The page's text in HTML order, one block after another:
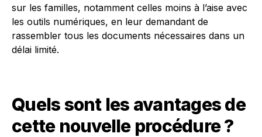
sur les familles, notamment celles moins à l’aise avec
les outils numériques, en leur demandant de
rassembler tous les documents nécessaires dans un
délai limité.
Quels sont les avantages de
cette nouvelle procédure ?